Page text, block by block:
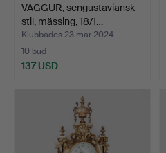
VÄGGUR, sengustaviansk
stil, mässing, 18/1…
Klubbades 23 mar 2024
10 bud
137 USD